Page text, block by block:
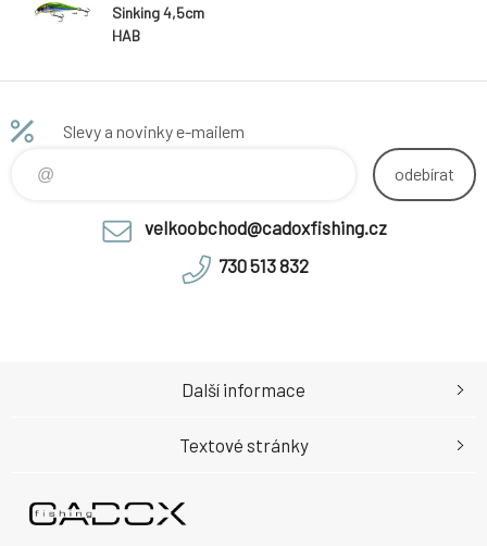
Sinking 4,5cm
HAB
Slevy a novinky e-mailem
odebírat
velkoobchod@cadoxfishing.cz
730 513 832
Další informace
Textové stránky